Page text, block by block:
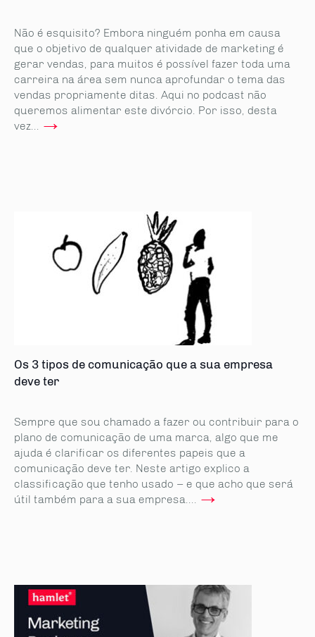
Não é esquisito? Embora ninguém ponha em causa
que o objetivo de qualquer atividade de marketing é
gerar vendas, para muitos é possível fazer toda uma
carreira na área sem nunca aprofundar o tema das
vendas propriamente ditas. Aqui no podcast não
queremos alimentar este divórcio. Por isso, desta
vez...→
Os 3 tipos de comunicação que a sua empresa
deve ter
Sempre que sou chamado a fazer ou contribuir para o
plano de comunicação de uma marca, algo que me
ajuda é clarificar os diferentes papeis que a
comunicação deve ter. Neste artigo explico a
classificação que tenho usado – e que acho que será
útil também para a sua empresa....→